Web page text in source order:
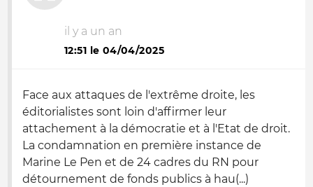
il y a un an
12:51 le 04/04/2025
Face aux attaques de l'extrême droite, les
éditorialistes sont loin d'affirmer leur
attachement à la démocratie et à l'Etat de droit.
La condamnation en première instance de
Marine Le Pen et de 24 cadres du RN pour
détournement de fonds publics à hau(...)